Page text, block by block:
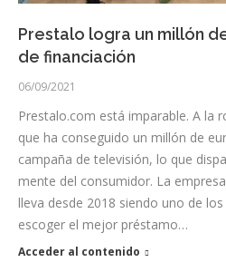
Prestalo logra un millón
de financiación
06/09/2021
Prestalo.com está imparable. A la
que ha conseguido un millón de
campaña de televisión, lo que
mente del consumidor. La
lleva desde 2018 siendo uno de
escoger el mejor préstamo…
Acceder al contenido